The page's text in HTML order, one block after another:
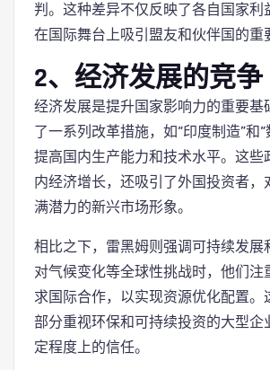
判。这种差异不仅反映了各自国家利
在国际舞台上吸引盟友和伙伴国的重
2、经济发展的竞争
经济发展是提升国家影响力的重要基
了一系列改革措施，如“印度制造”和
提高国内生产能力和技术水平。这些
内经济增长，还吸引了外国投资者，
满潜力的新兴市场形象。
相比之下，雷黑姆则强调可持续发展
对气候变化等全球性挑战时，他们注
求国际合作，以实现资源优化配置。
部分重视环保和可持续投资的大型企
定程度上的信任。